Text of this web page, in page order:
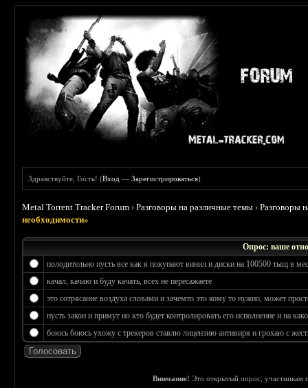
Здравствуйте, Гость! (Вход —Зарегистрироваться)
Metal Torrent Tracker Forum ›Разговоры на различные темы ›Разговоры
необходимости»
Опрос: ваше
полодительно пусть все как я покупают винил и диски на 100500 тыщ в
качал, качаю и буду качать, всех не пересажаете
это сотрясание воздуха словами и зачемто это кому то нужно, может
пусть закон и примут но кто будет контролировать его исполнение и на
боюсь боюсь ухожу с трекеров ставлю лицензию антивиря и грохаю с
Внимание! Это открытый опрос, участникам